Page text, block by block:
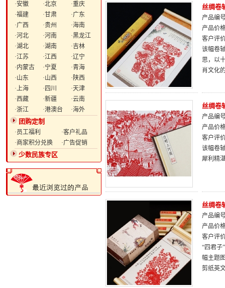
·安徽 ·北京
·重庆
·福建
·甘肃
·广东
·广西
·贵州
·海南
·河北
·河南
·黑龙江
·湖北
·湖南
·吉林
·江苏
·江西
·辽宁
·内蒙古
·宁夏
·青海
·山东
·山西
·陕西
·上海
·四川
·天津
·西藏
·新疆
·云南
·浙江
·港澳台 ·海外
团购定制
·员工福利
·客户礼品
·商家积分兑换
·广告促销
少数民族专区
丝绸卷
产品编
产品价
客户评
该幅卷
思，以
肖文化
丝绸卷
产品编
产品价
客户评
该幅卷
犀利精
丝绸卷
产品编
产品价
客户评
“四君子
幅主题
剪纸英